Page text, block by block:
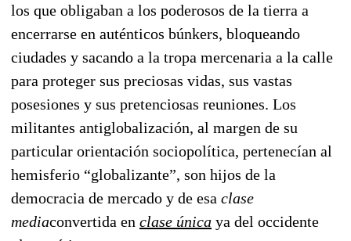
los que obligaban a los poderosos de la tierra a
encerrarse en auténticos búnkers, bloqueando
ciudades y sacando a la tropa mercenaria a la calle
para proteger sus preciosas vidas, sus vastas
posesiones y sus pretenciosas reuniones. Los
militantes antiglobalización, al margen de su
particular orientación sociopolítica, pertenecían al
hemisferio “globalizante”, son hijos de la
democracia de mercado y de esa clase
mediaconvertida en clase única ya del occidente